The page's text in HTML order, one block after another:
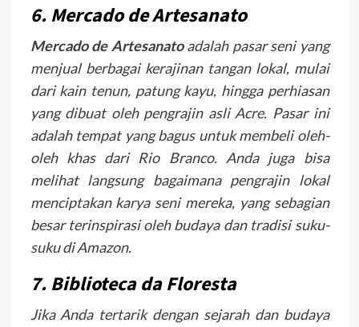
6. Mercado de Artesanato
Mercado de Artesanatoadalah pasar seni yang
menjual berbagai kerajinan tangan lokal, mulai
dari kain tenun, patung kayu, hingga perhiasan
yang dibuat oleh pengrajin asli Acre. Pasar ini
adalah tempat yang bagus untuk membeli oleh-
oleh khas dari Rio Branco. Anda juga bisa
melihat langsung bagaimana pengrajin lokal
menciptakan karya seni mereka, yang sebagian
besar terinspirasi oleh budaya dan tradisi suku-
suku di Amazon.
7. Biblioteca da Floresta
Jika Anda tertarik dengan sejarah dan budaya